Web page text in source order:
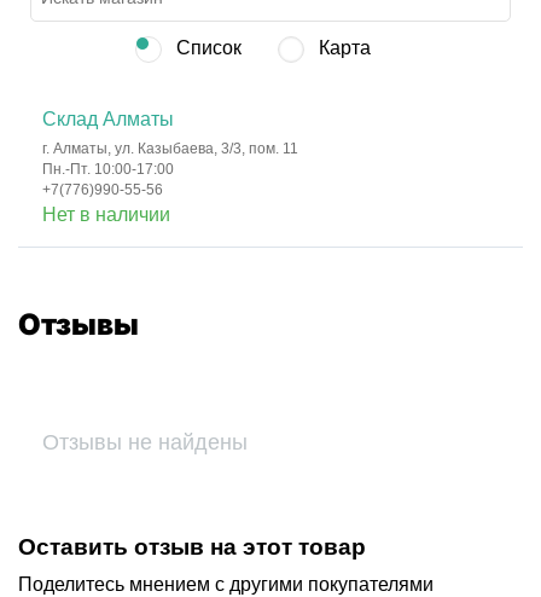
Список Карта
Склад Алматы
г. Алматы, ул. Казыбаева, 3/3, пом. 11
Пн.-Пт. 10:00-17:00
+7(776)990-55-56
Нет в наличии
Отзывы
Отзывы не найдены
Оставить отзыв на этот товар
Поделитесь мнением с другими покупателями